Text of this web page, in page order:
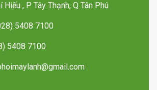
Hiếu , P Tây Thạnh, Q Tân Phú
5408 7100
5408 7100